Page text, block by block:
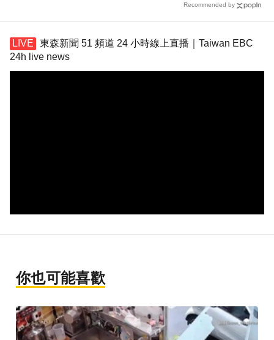
Recommended by
東森新聞 51 頻道 24 小時線上直播｜Taiwan EBC
24h live news
你也可能喜歡